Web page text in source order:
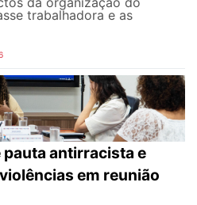
trabalhadora e as
pauta antirracista e
em reunião